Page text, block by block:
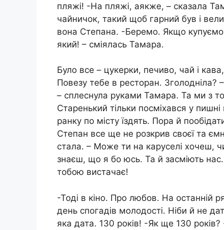
пляжі! -На пляжі, аякже, – сказала
чайничок, такий щоб гарний був і
вона Степана. -Беремо. Якщо
який! – сміялась Тамара.
Було все – цукерки, печиво, чай і
Повезу тебе в ресторан.
– сплеснула руками Тамара. Та ми з
Старенький тільки посміхався у
ранку по місту їздять. Пора й
Степан все ще не розкрив своєї та
стала. – Може ти на каруселі хочеш,
знаєш, що я бо юсь. Та й засміють
тобою вистачає!
-Тоді в кіно. Про любов. На
день спогадів молодості. Ніби й не
яка дата. 130 років! -Як ще 130